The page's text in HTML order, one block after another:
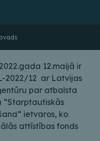
12.maijā ir
2022/12 ar Latvijas
par atbalsta
“Starptautiskās
ietvaros, ko
attīstības fonds